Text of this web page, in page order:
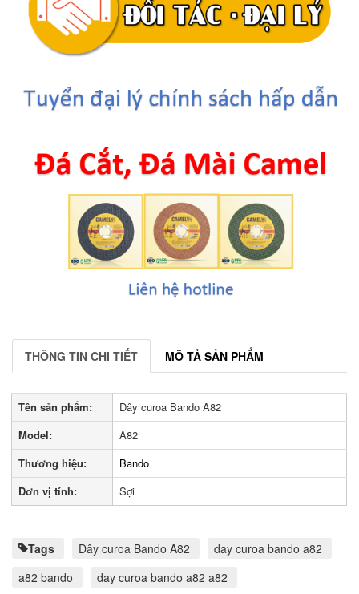
THÔNG TIN CHI TIẾT MÔ TẢ SẢN PHẨM
Tên sản phẩm:
Dây curoa Bando A82
Model:
A82
Thương hiệu:
Bando
Đơn vị tính:
Sợi
Tags Dây curoa Bando A82
day curoa bando a82
a82 bando
day curoa bando a82 a82